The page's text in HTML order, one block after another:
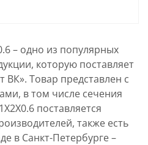
– одно из популярных
которую поставляет
Товар представлен с
в том числе сечения
поставляется
также есть
в Санкт-Петербурге –